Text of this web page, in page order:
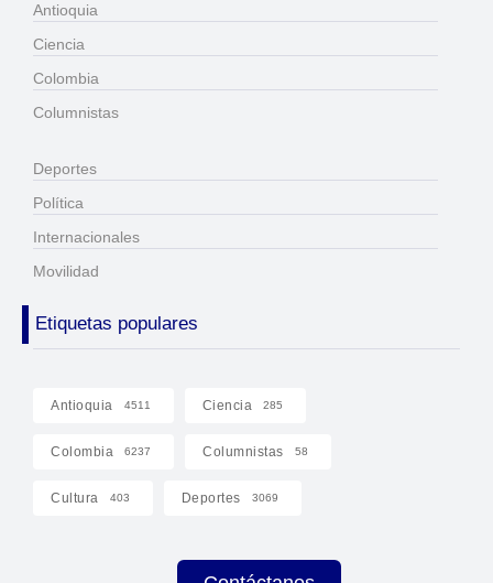
Antioquia
Ciencia
Colombia
Columnistas
Deportes
Política
Internacionales
Movilidad
Etiquetas populares
Antioquia 4511 Ciencia 285
Colombia 6237 Columnistas 58
Cultura 403 Deportes 3069